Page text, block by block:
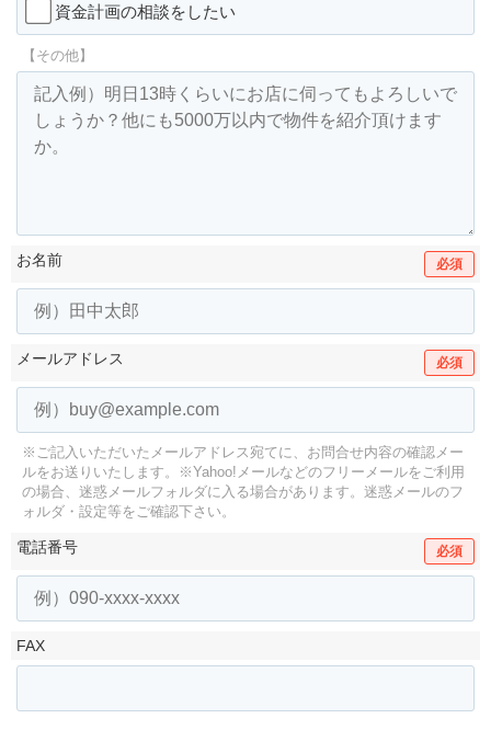
資金計画の相談をしたい
【その他】
お名前 必須
メールアドレス 必須
※ご記入いただいたメールアドレス宛てに、お問合せ内容の確認メー
ルをお送りいたします。
※Yahoo!メールなどのフリーメールをご利用
の場合、迷惑メールフォルダに入る場合があります。 迷惑メールのフ
ォルダ・設定等をご確認下さい。
電話番号 必須
FAX